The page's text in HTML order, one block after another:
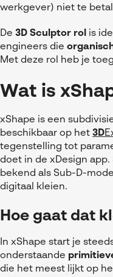
werkgever) niet te
De 3D Sculptor rol is
engineers die
Met deze rol heb je
Wat is
xShape is een
beschikbaar op het 3D
tegenstelling tot
doet in de xDesign
bekend als Sub-D-
digitaal kleien.
Hoe gaat dat
In xShape start je
onderstaande
die het meest lijkt op